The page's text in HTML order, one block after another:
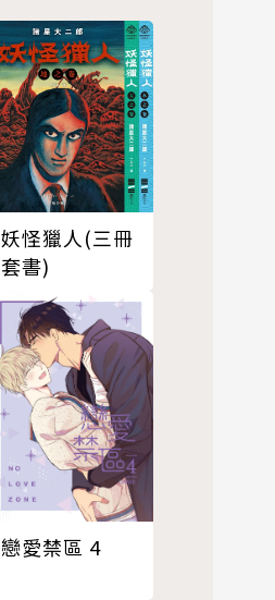
妖怪獵人(三冊
套書)
戀愛禁區 4